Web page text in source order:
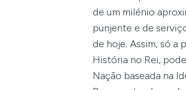
de um milénio
punjente e de
de hoje. Assim, só a
História no Rei,
Nação baseada na